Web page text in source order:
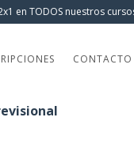
en TODOS nuestros
CONTACTO